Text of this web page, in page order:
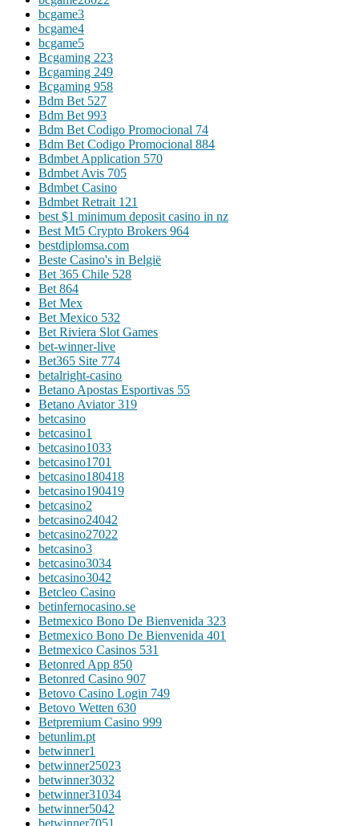
bcgame3
bcgame4
bcgame5
Bcgaming 223
Bcgaming 249
Bcgaming 958
Bdm Bet 527
Bdm Bet 993
Bdm Bet Codigo Promocional 74
Bdm Bet Codigo Promocional 884
Bdmbet Application 570
Bdmbet Avis 705
Bdmbet Casino
Bdmbet Retrait 121
best $1 minimum deposit casino in nz
Best Mt5 Crypto Brokers 964
bestdiplomsa.com
Beste Casino's in België
Bet 365 Chile 528
Bet 864
Bet Mex
Bet Mexico 532
Bet Riviera Slot Games
bet-winner-live
Bet365 Site 774
betalright-casino
Betano Apostas Esportivas 55
Betano Aviator 319
betcasino
betcasino1
betcasino1033
betcasino1701
betcasino180418
betcasino190419
betcasino2
betcasino24042
betcasino27022
betcasino3
betcasino3034
betcasino3042
Betcleo Casino
betinfernocasino.se
Betmexico Bono De Bienvenida 323
Betmexico Bono De Bienvenida 401
Betmexico Casinos 531
Betonred App 850
Betonred Casino 907
Betovo Casino Login 749
Betovo Wetten 630
Betpremium Casino 999
betunlim.pt
betwinner1
betwinner25023
betwinner3032
betwinner31034
betwinner5042
betwinner7051